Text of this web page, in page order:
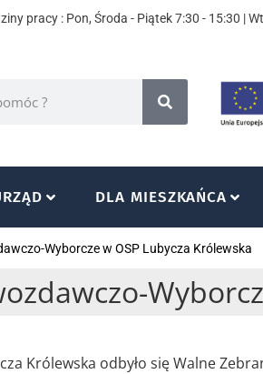
pracy : Pon, Środa - Piątek 7:30 - 15:30 |
DLA MIESZKAŃCA
Wyborcze w OSP Lubycza Królewska
Królewska odbyło się Walne